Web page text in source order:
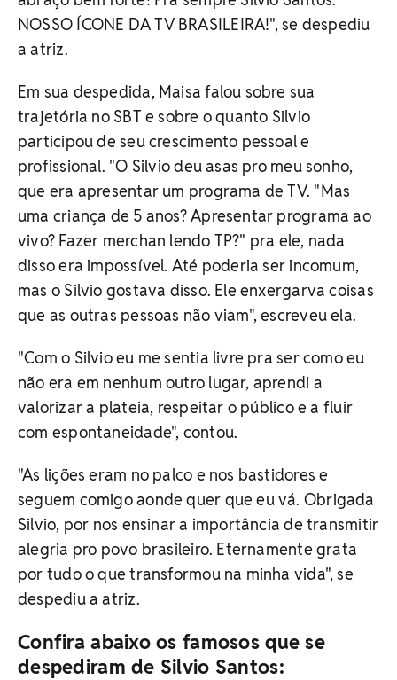
NOSSO ÍCONE DA TV BRASILEIRA!", se despediu
a atriz.
Em sua despedida, Maisa falou sobre sua
trajetória no SBT e sobre o quanto Silvio
participou de seu crescimento pessoal e
profissional. "O Silvio deu asas pro meu sonho,
que era apresentar um programa de TV. "Mas
uma criança de 5 anos? Apresentar programa ao
vivo? Fazer merchan lendo TP?" pra ele, nada
disso era impossível. Até poderia ser incomum,
mas o Silvio gostava disso. Ele enxergarva coisas
que as outras pessoas não viam", escreveu ela.
"Com o Silvio eu me sentia livre pra ser como eu
não era em nenhum outro lugar, aprendi a
valorizar a plateia, respeitar o público e a fluir
com espontaneidade", contou.
"As lições eram no palco e nos bastidores e
seguem comigo aonde quer que eu vá. Obrigada
Silvio, por nos ensinar a importância de transmitir
alegria pro povo brasileiro. Eternamente grata
por tudo o que transformou na minha vida", se
despediu a atriz.
Confira abaixo os famosos que se
despediram de Silvio Santos: